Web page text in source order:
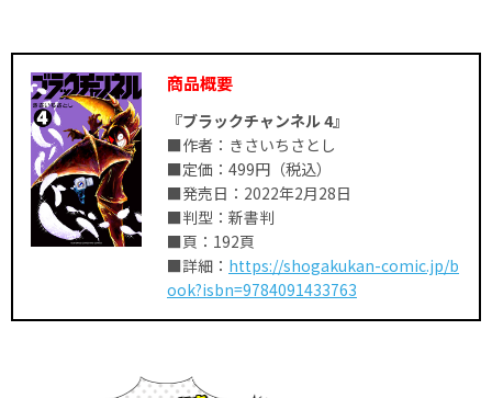
商品概要
『ブラックチャンネル 4』
■作者：きさいちさとし
■定価：499円（税込）
■発売日：2022年2月28日
■判型：新書判
■頁：192頁
■詳細： https://shogakukan-comic.jp/b
ook?isbn=9784091433763